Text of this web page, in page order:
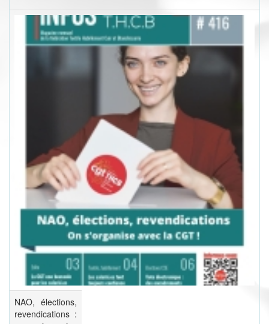
NAO, élections,
revendications :